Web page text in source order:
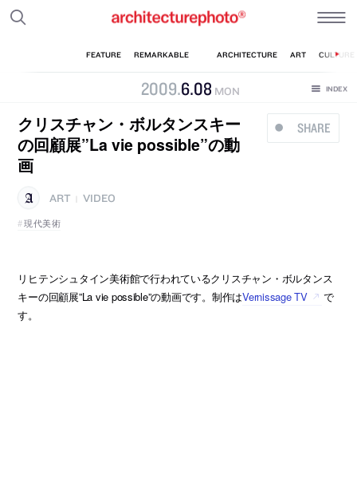
2009.6.08 MON
SHARE
クリスチャン・ボルタンスキー
の回顧展”La vie possible”の動
画
ART
VIDEO
現代美術
リヒテンシュタイン美術館で行われているクリスチャン・ボルタンス
キーの回顧展”La vie possible”の動画です。制作はVernissage TV
で
す。